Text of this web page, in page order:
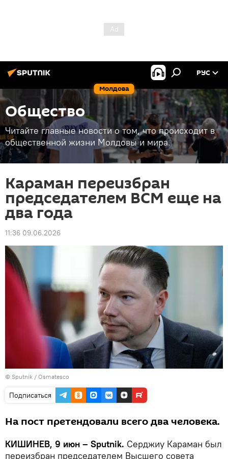
Молдова
РУС
Общество
Читайте главные новости о том, что происходит в
общественной жизни Молдовы и мира.
Караман переизбран
председателем ВСМ еще на
два года
11:36 09.06.2026
© Sputnik / Osmatesco
Подписаться
На пост претендовали всего два человека.
КИШИНЕВ, 9 июн – Sputnik. Серджиу Караман был
переизбран председателем Высшего совета